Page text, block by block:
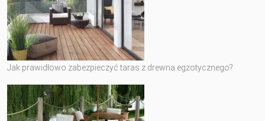
Jak prawidłowo zabezpieczyć taras z drewna egzotycznego?